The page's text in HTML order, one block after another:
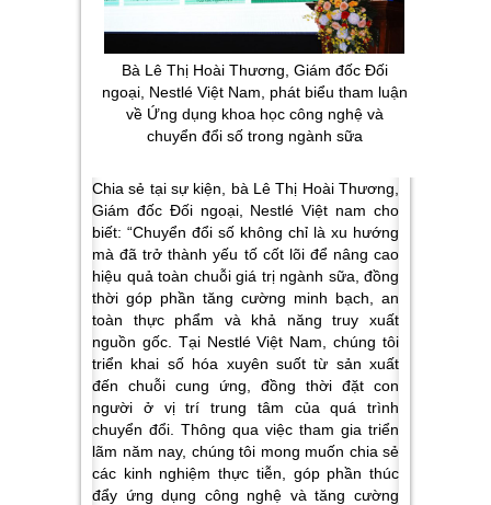
Bà Lê Thị Hoài Thương, Giám đốc Đối
ngoại, Nestlé Việt Nam, phát biểu tham luận
về Ứng dụng khoa học công nghệ và
chuyển đổi số trong ngành sữa
Chia sẻ tại sự kiện, bà Lê Thị Hoài Thương,
Giám đốc Đối ngoại, Nestlé Việt nam cho
biết: “Chuyển đổi số không chỉ là xu hướng
mà đã trở thành yếu tố cốt lõi để nâng cao
hiệu quả toàn chuỗi giá trị ngành sữa, đồng
thời góp phần tăng cường minh bạch, an
toàn thực phẩm và khả năng truy xuất
nguồn gốc. Tại Nestlé Việt Nam, chúng tôi
triển khai số hóa xuyên suốt từ sản xuất
đến chuỗi cung ứng, đồng thời đặt con
người ở vị trí trung tâm của quá trình
chuyển đổi. Thông qua việc tham gia triển
lãm năm nay, chúng tôi mong muốn chia sẻ
các kinh nghiệm thực tiễn, góp phần thúc
đẩy ứng dụng công nghệ và tăng cường